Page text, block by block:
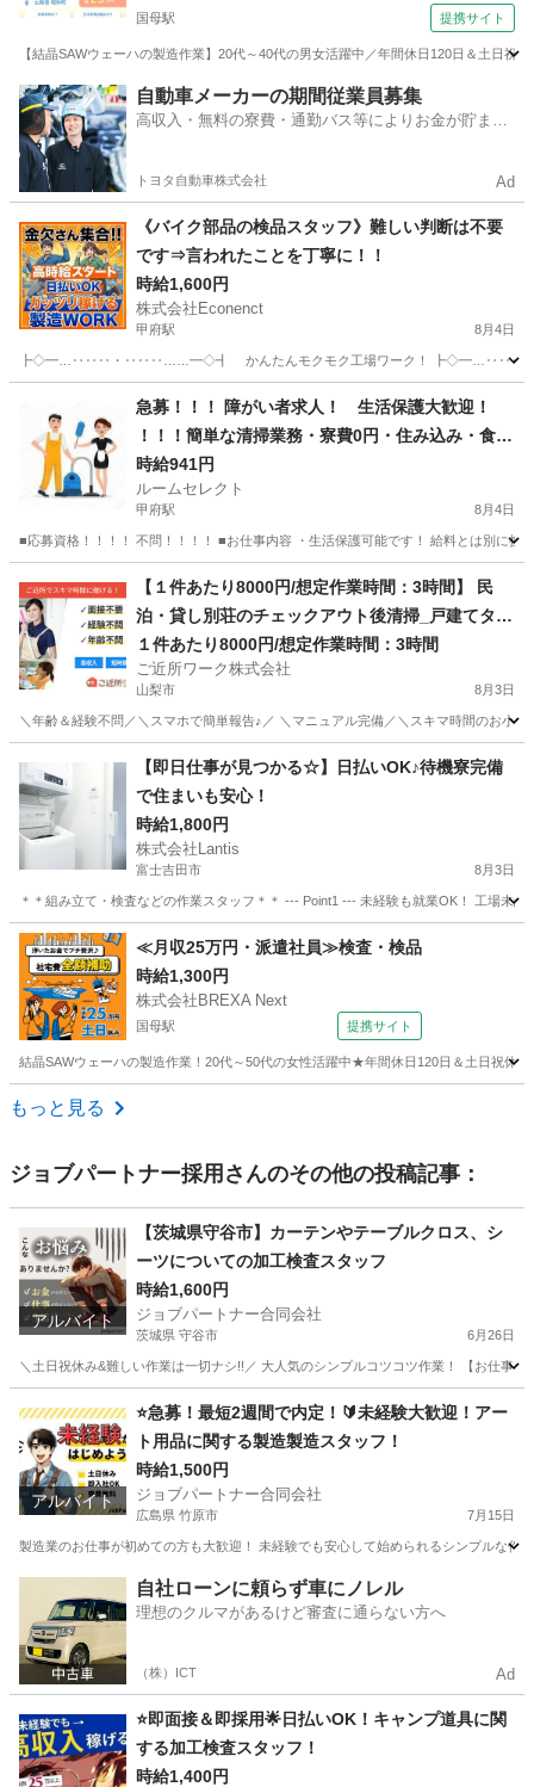
国母駅 提携サイト
【結晶SAWウェーハの製造作業】20代～40代の男女活躍中／年間休日120日＆土日
山梨 国母駅 その他
自動車メーカーの期間従業員募集
高収入・無料の寮費・通勤バス等によりお金が貯まり
トヨタ自動車株式会社 Ad
《バイク部品の検品スタッフ》難しい判断は不要
です⇒言われたことを丁寧に！！
時給1,600円
株式会社Econenct
甲府駅 8月4日
┣◇━…‥‥‥・‥‥‥……━◇┫ かんたんモクモク工場ワーク！ ┣◇━…‥‥‥・
甲府駅 工場 スタッフ
急募！！！ 障がい者求人！ 生活保護大歓迎！
！！！簡単な清掃業務・寮費0円・住み込み・食事
つき！
時給941円
ルームセレクト
甲府駅 8月4日
■応募資格！！！！ 不問！！！！ ■お仕事内容 ・生活保護可能です！ 給料とは別に
甲府駅 清掃
【１件あたり8000円/想定作業時間：3時間】 民
泊・貸し別荘のチェックアウト後清掃_戸建てタイ
プ_1棟3時間
１件あたり8000円/想定作業時間：3時間
ご近所ワーク株式会社
山梨市 8月3日
＼年齢＆経験不問／＼スマホで簡単報告♪／ ＼マニュアル完備／＼スキマ時間のお小
その他
【即日仕事が見つかる☆】日払いOK♪待機寮完備
で住まいも安心！
時給1,800円
株式会社Lantis
富士吉田市 8月3日
＊＊組み立て・検査などの作業スタッフ＊＊ --- Point1 --- 未経験も就業OK！ 工場未
山梨 富士吉田市 工場 スタッフ
≪月収25万円・派遣社員≫検査・検品
時給1,300円
株式会社BREXA Next
国母駅 提携サイト
結晶SAWウェーハの製造作業！20代～50代の女性活躍中★年間休日120日＆土日祝休
山梨 国母駅
もっと見る
ジョブパートナー採用 さんのその他の投稿記事：
アルバイト
【茨城県守谷市】カーテンやテーブルクロス、シ
ーツについての加工検査スタッフ
時給1,600円
ジョブパートナー合同会社
茨城県 守谷市 6月26日
＼土日祝休み&難しい作業は一切ナシ!!／ 大人気のシンプルコツコツ作業！ 【お仕事
工場 スタッフ
アルバイト
⭐急募！最短2週間で内定！🔰未経験大歓迎！アー
ト用品に関する製造製造スタッフ！
時給1,500円
ジョブパートナー合同会社
広島県 竹原市 7月15日
製造業のお仕事が初めての方も大歓迎！ 未経験でも安心して始められるシンプルな
工場 スタッフ
自社ローンに頼らず車にノレル
理想のクルマがあるけど審査に通らない方へ
（株）ICT Ad
⭐即面接＆即採用🌟日払いOK！キャンプ道具に関
する加工検査スタッフ！
時給1,400円